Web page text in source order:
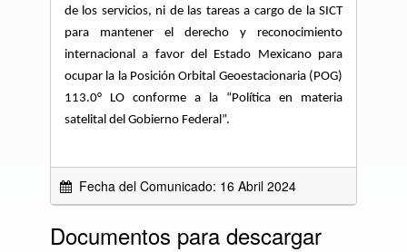
de los servicios, ni de las tareas a cargo de la SICT
para mantener el derecho y reconocimiento
internacional a favor del Estado Mexicano para
ocupar la la Posición Orbital Geoestacionaria (POG)
113.0° LO conforme a la “Política en materia
satelital del Gobierno Federal”.
Fecha del Comunicado: 16 Abril 2024
Documentos para descargar